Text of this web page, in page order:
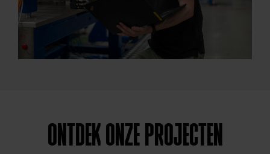
ONTDEK ONZE PROJECTEN